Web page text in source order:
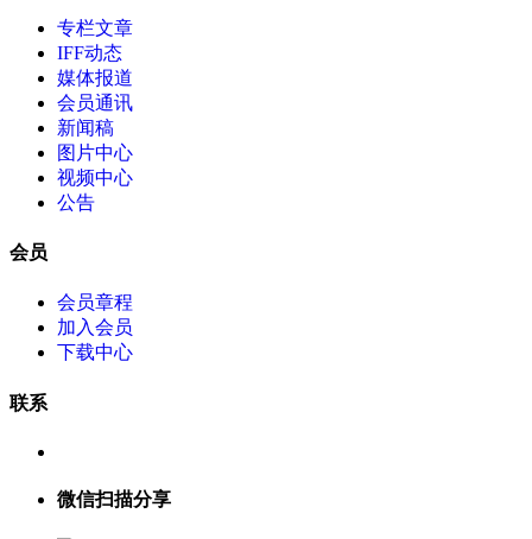
专栏文章
IFF动态
媒体报道
会员通讯
新闻稿
图片中心
视频中心
公告
会员
会员章程
加入会员
下载中心
联系
微信扫描分享